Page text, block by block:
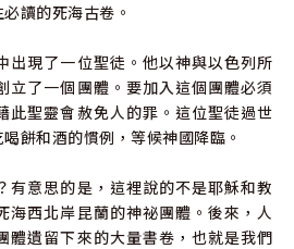
讀的死海古卷。
出現了一位聖徒。他以神與以色列所
立了一個團體。要加入這個團體必須
此聖靈會赦免人的罪。這位聖徒過世
餅和酒的慣例，等候神國降臨。
有意思的是，這裡說的不是耶穌和教
海西北岸昆蘭的神祕團體。後來，人
體遺留下來的大量書卷，也就是我們